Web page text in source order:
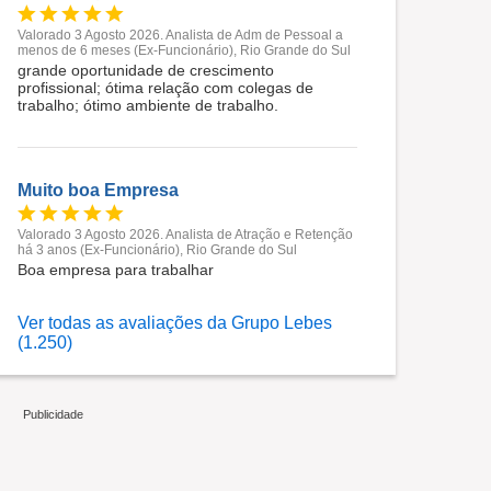
Valorado 3 Agosto 2026. Analista de Adm de Pessoal a
menos de 6 meses (Ex-Funcionário), Rio Grande do Sul
grande oportunidade de crescimento
profissional; ótima relação com colegas de
trabalho; ótimo ambiente de trabalho.
Muito boa Empresa
Valorado 3 Agosto 2026. Analista de Atração e Retenção
há 3 anos (Ex-Funcionário), Rio Grande do Sul
Boa empresa para trabalhar
Ver todas as avaliações da Grupo Lebes
(1.250)